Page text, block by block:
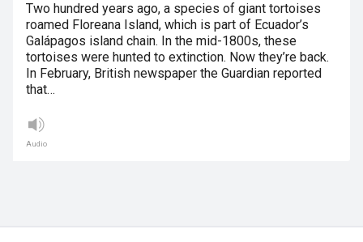
Two hundred years ago, a species of giant tortoises
roamed Floreana Island, which is part of Ecuador’s
Galápagos island chain. In the mid-1800s, these
tortoises were hunted to extinction. Now they’re back.
In February, British newspaper the Guardian reported
that…
Audio